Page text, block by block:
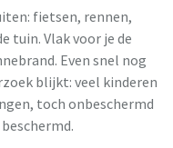
Sproutie
fietsen, rennen,
tuin. Vlak voor je de
Even snel nog
blijkt: veel kinderen
toch onbeschermd